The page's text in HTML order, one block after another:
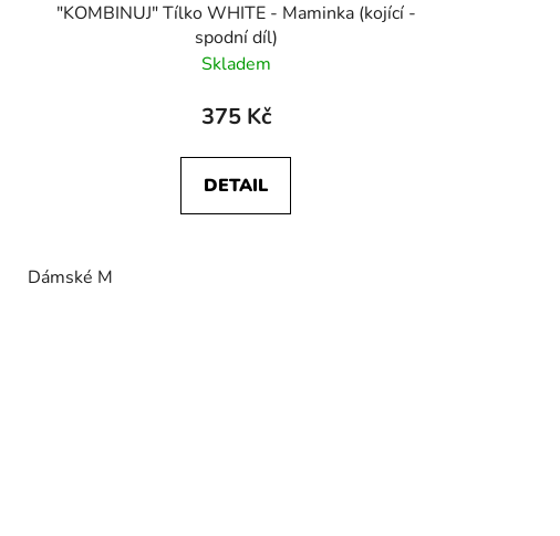
"KOMBINUJ" Tílko WHITE - Maminka (kojící -
spodní díl)
Skladem
375 Kč
DETAIL
Dámské M